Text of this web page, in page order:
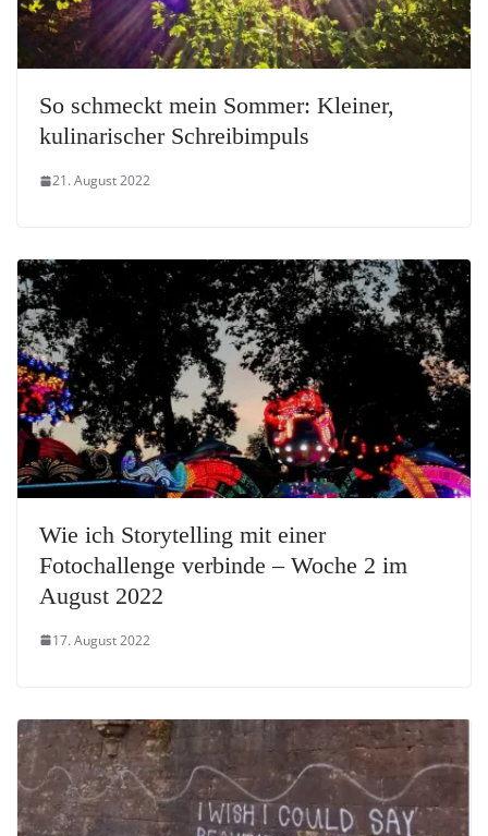
So schmeckt mein Sommer: Kleiner,
kulinarischer Schreibimpuls
21. August 2022
Wie ich Storytelling mit einer
Fotochallenge verbinde – Woche 2 im
August 2022
17. August 2022